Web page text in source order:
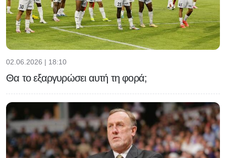
02.06.2026 | 18:10
Θα το εξαργυρώσει αυτή τη φορά;